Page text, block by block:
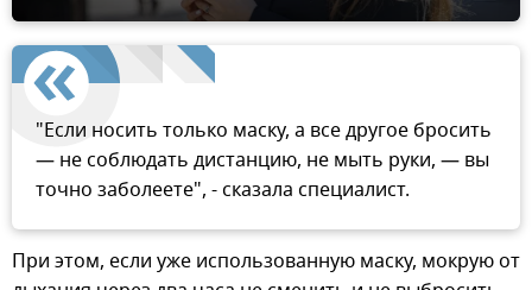
"Если носить только маску, а все другое бросить
— не соблюдать дистанцию, не мыть руки, — вы
точно заболеете", - сказала специалист.
При этом, если уже использованную маску, мокрую от